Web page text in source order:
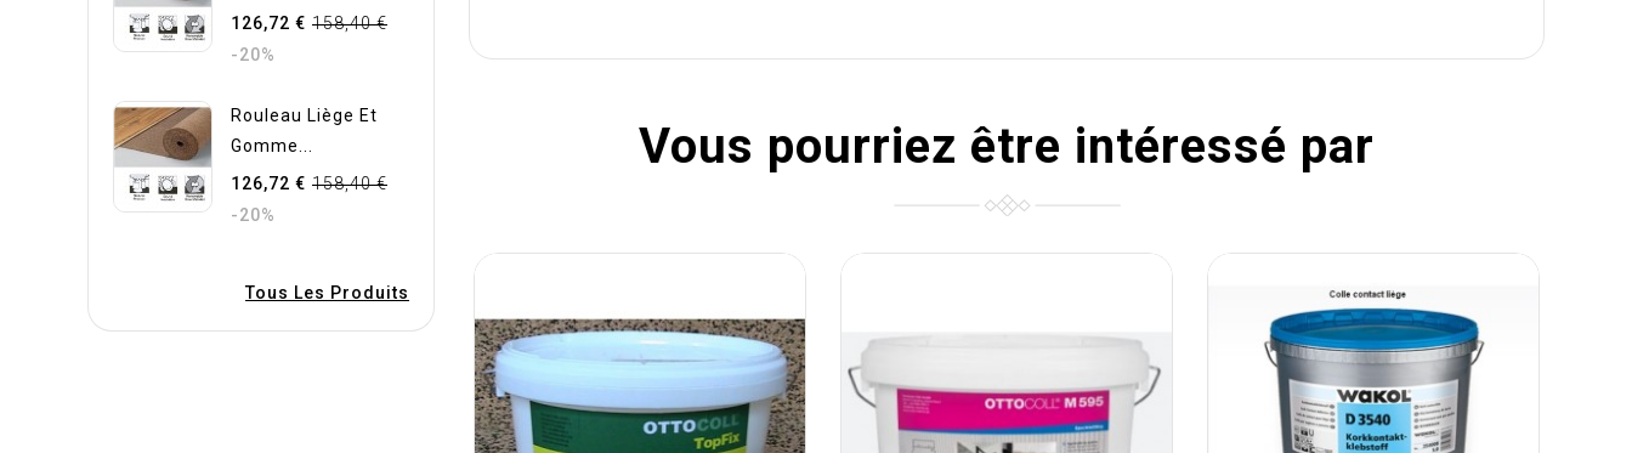
126,72 € 158,40 €
-20%
Rouleau Liège Et
Gomme...
126,72 € 158,40 €
-20%
Tous Les Produits
Vous pourriez être intéressé par